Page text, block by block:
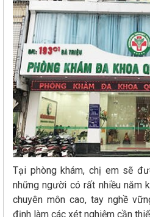
Tại phòng khám, chị em sẽ
những người có rất nhiều năm
chuyên môn cao, tay nghề
định làm các xét nghiệm cần